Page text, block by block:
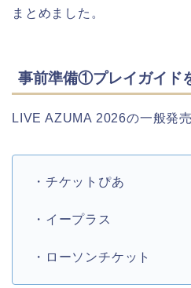
まとめました。
事前準備①プレイガイド
LIVE AZUMA 2026の一般発
・チケットぴあ
・イープラス
・ローソンチケット